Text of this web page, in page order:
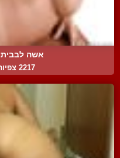
אשה לבבית
2217 צפיות